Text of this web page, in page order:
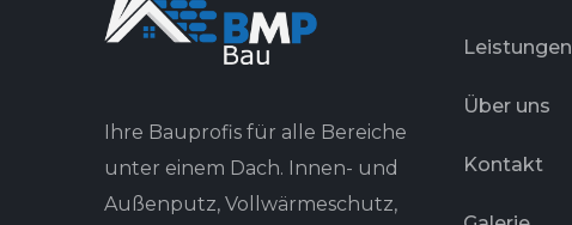
Ihre Bauprofis für alle Bereiche
unter einem Dach. Innen- und
Außenputz, Vollwärmeschutz,
Leistungen
Über uns
Kontakt